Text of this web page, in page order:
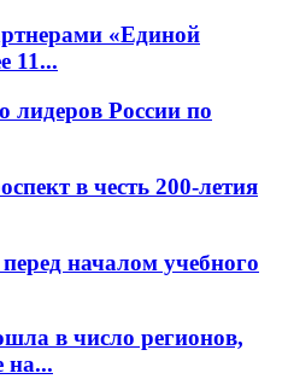
«Единой
11...
лидеров России по
в честь 200-летия
началом учебного
в число регионов,
на...